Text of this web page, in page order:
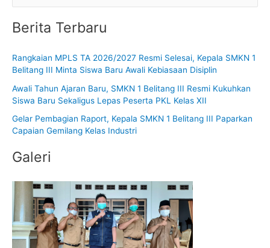
u
t
k
Berita Terbaru
Rangkaian MPLS TA 2026/2027 Resmi Selesai, Kepala SMKN 1
Belitang III Minta Siswa Baru Awali Kebiasaan Disiplin
Awali Tahun Ajaran Baru, SMKN 1 Belitang III Resmi Kukuhkan
Siswa Baru Sekaligus Lepas Peserta PKL Kelas XII
Gelar Pembagian Raport, Kepala SMKN 1 Belitang III Paparkan
Capaian Gemilang Kelas Industri
Galeri